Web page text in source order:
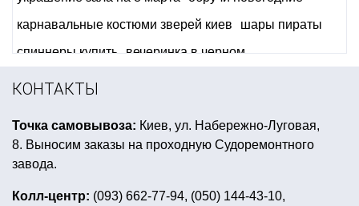
карнавальные костюми зверей киев
шары пираты
спиннеры купить вечеринка в черном
букет из мини-фигур
шары воздушные на день рождения купить
день рождения в стиле тролли свечи на хэллоуин
КОНТАКТЫ
Точка самовывоза: Киев, ул. Набережно-Луговая,
8. Выносим заказы на проходную Судоремонтного
завода.
Колл-центр: (093) 662-77-94, (050) 144-43-10,